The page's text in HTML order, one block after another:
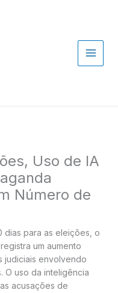
Uso de IA
Número de
dias para as eleições, o
um aumento
judiciais envolvendo
O uso da inteligência
acusações de